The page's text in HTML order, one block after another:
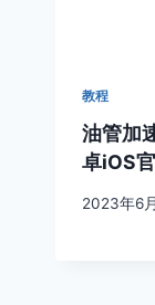
教程
油管加
卓iOS
2023年6